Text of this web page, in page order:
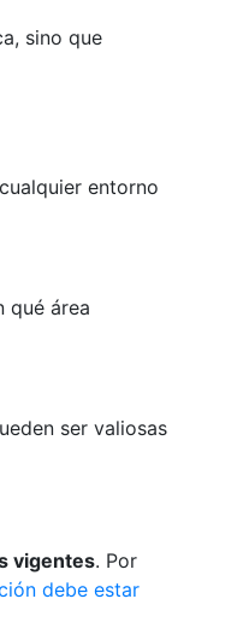
sino que
entorno
qué área
ser valiosas
vigentes. Por
debe estar